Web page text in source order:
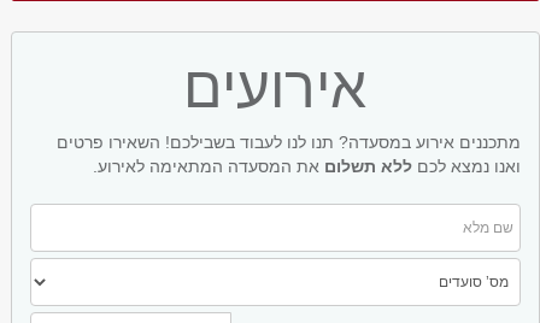
אירועים
מתכננים אירוע במסעדה? תנו לנו לעבוד בשבילכם! השאירו פרטים
ואנו נמצא לכם ללא תשלום את המסעדה המתאימה לאירוע.